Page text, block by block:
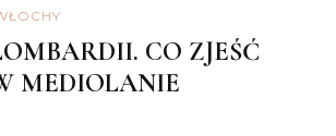
CO ZJEŚĆ
MEDIOLANIE